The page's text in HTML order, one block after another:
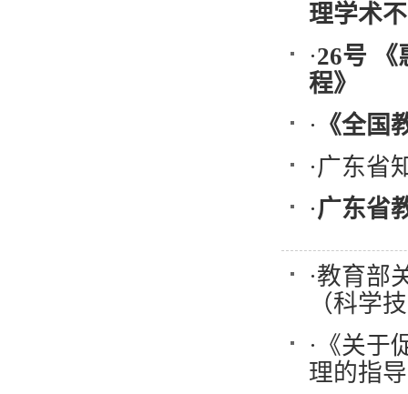
理学术
·26号 《
程》
· 《全国
·广东省
·广东省
·教育部
（科学
· 《关于
理的指